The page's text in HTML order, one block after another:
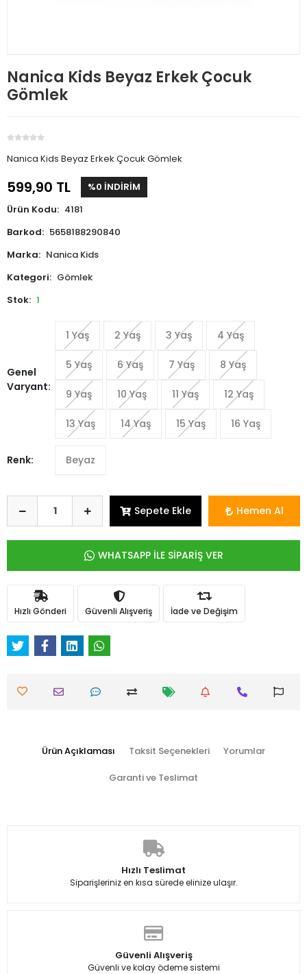
Nanica Kids Beyaz Erkek Çocuk
Gömlek
Nanica Kids Beyaz Erkek Çocuk Gömlek
599,90 TL
%0 İNDİRİM
Ürün Kodu: 4181
Barkod: 5658188290840
Marka: Nanica Kids
Kategori: Gömlek
Stok: 1
Genel
Varyant:
1 Yaş 2 Yaş 3 Yaş 4 Yaş
5 Yaş 6 Yaş 7 Yaş 8 Yaş
9 Yaş 10 Yaş 11 Yaş 12 Yaş
13 Yaş 14 Yaş 15 Yaş 16 Yaş
Renk: Beyaz
Sepete Ekle Hemen Al
WHATSAPP İLE SİPARİŞ VER
Hızlı Gönderi Güvenli Alışveriş İade ve Değişim
Ürün Açıklaması Taksit Seçenekleri Yorumlar
Garanti ve Teslimat
Hızlı Teslimat
Siparişleriniz en kısa sürede elinize ulaşır.
Güvenli Alışveriş
Güvenli ve kolay ödeme sistemi